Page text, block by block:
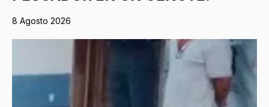
8 Agosto 2026